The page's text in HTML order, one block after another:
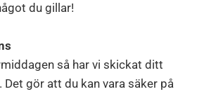
du gillar!
så har vi skickat ditt
gör att du kan vara säker på